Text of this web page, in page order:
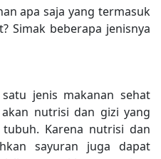
apa saja yang termasuk
Simak beberapa jenisnya
jenis makanan sehat
nutrisi dan gizi yang
Karena nutrisi dan
sayuran juga dapat